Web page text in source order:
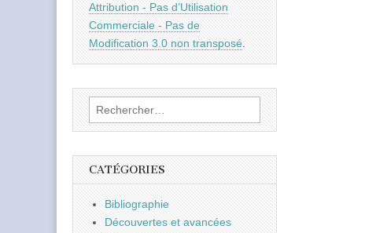
Attribution - Pas d’Utilisation
Commerciale - Pas de
Modification 3.0 non transposé.
Rechercher :
CATÉGORIES
Bibliographie
Découvertes et avancées